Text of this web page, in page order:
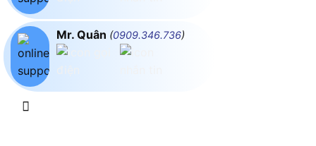
Mr. Quân (0909.346.736)